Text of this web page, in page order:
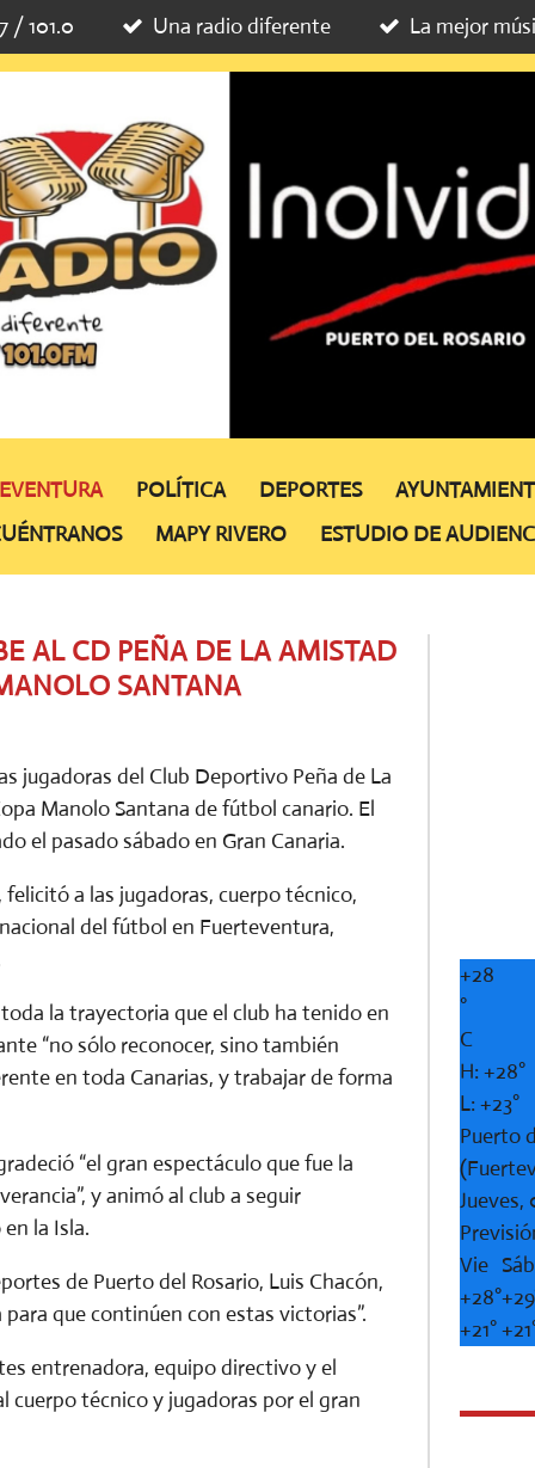
/ 101.0 Una radio diferente La mejor
POLÍTICA DEPORTES
MAPY RIVERO ESTUDIO DE
AL CD PEÑA DE LA AMISTAD
SANTANA
jugadoras del Club Deportivo Peña de La
Manolo Santana de fútbol canario. El
el pasado sábado en Gran Canaria.
a las jugadoras, cuerpo técnico,
del fútbol en Fuerteventura,
la trayectoria que el club ha tenido en
“no sólo reconocer, sino también
en toda Canarias, y trabajar de forma
“el gran espectáculo que fue la
y animó al club a seguir
la Isla.
de Puerto del Rosario, Luis Chacón,
que continúen con estas victorias”.
entrenadora, equipo directivo y el
cuerpo técnico y jugadoras por el gran
+28
°
C
H:+28°
L:+23°
Puerto
Vie Sáb
+28°+
+21°+